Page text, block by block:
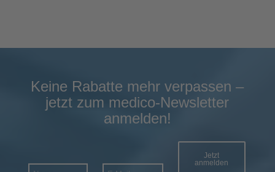
Keine Rabatte mehr verpassen –
jetzt zum medico-Newsletter
anmelden!
Jetzt
anmelden